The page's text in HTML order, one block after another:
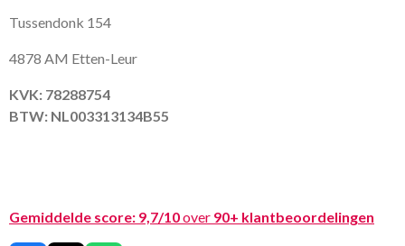
Tussendonk 154
4878 AM Etten-Leur
KVK: 78288754
BTW: NL003313134B55
Gemiddelde score: 9,7/10over 90+ klantbeoordelingen